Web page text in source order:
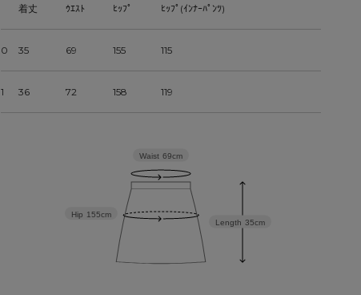
着丈 ｳｴｽﾄ ﾋｯﾌﾟ ﾋｯﾌﾟ(ｲﾝﾅｰﾊﾟﾝﾂ)
0 35 69 155 115
1 36 72 158 119
Length 35cm
Hip 155cm
Waist 69cm